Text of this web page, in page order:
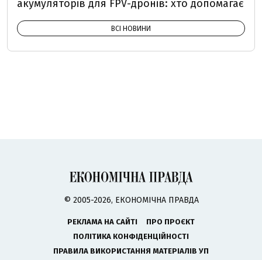
акумуляторів для FPV-дронів: хто допомагає
ВСІ НОВИНИ
© 2005-2026, ЕКОНОМІЧНА ПРАВДА
РЕКЛАМА НА САЙТІ
ПРО ПРОЄКТ
ПОЛІТИКА КОНФІДЕНЦІЙНОСТІ
ПРАВИЛА ВИКОРИСТАННЯ МАТЕРІАЛІВ УП